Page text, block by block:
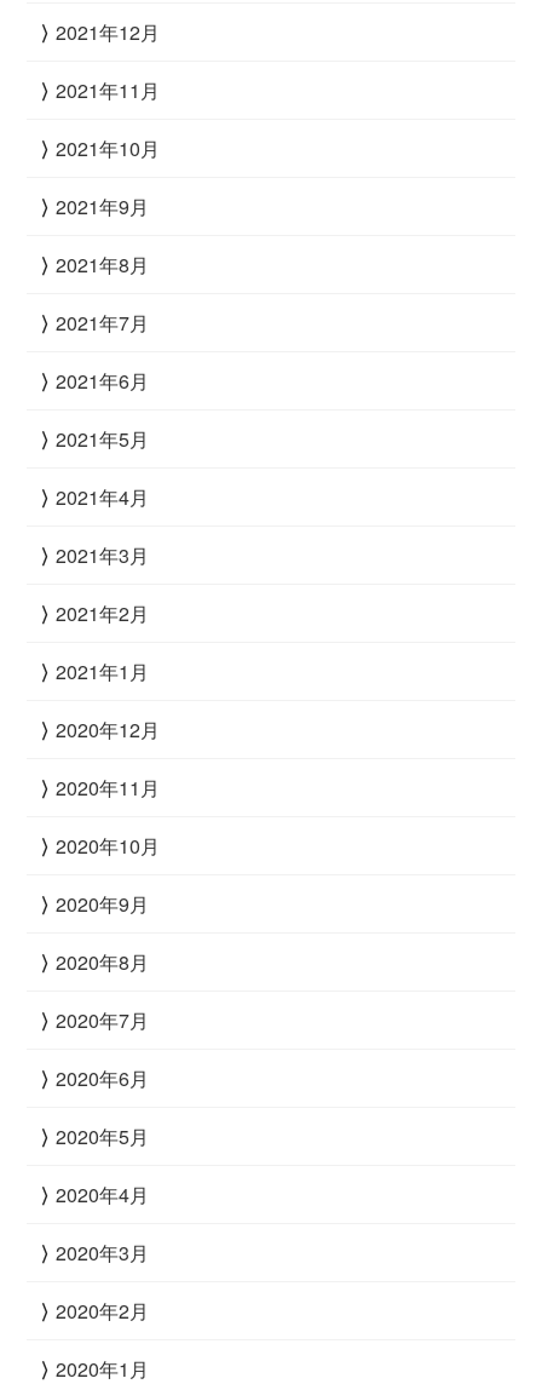
2021年12月
2021年11月
2021年10月
2021年9月
2021年8月
2021年7月
2021年6月
2021年5月
2021年4月
2021年3月
2021年2月
2021年1月
2020年12月
2020年11月
2020年10月
2020年9月
2020年8月
2020年7月
2020年6月
2020年5月
2020年4月
2020年3月
2020年2月
2020年1月